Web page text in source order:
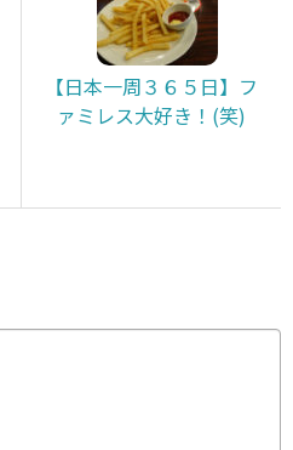
【日本一周３６５日】フ
ァミレス大好き！(笑)